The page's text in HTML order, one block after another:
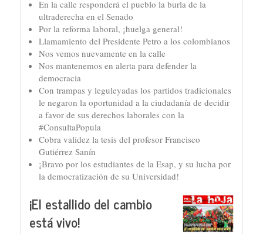
En la calle responderá el pueblo la burla de la
ultraderecha en el Senado
Por la reforma laboral, ¡huelga general!
Llamamiento del Presidente Petro a los colombianos
Nos vemos nuevamente en la calle
Nos mantenemos en alerta para defender la
democracia
Con trampas y leguleyadas los partidos tradicionales
le negaron la oportunidad a la ciudadanía de decidir
a favor de sus derechos laborales con la
#ConsultaPopula
Cobra validez la tesis del profesor Francisco
Gutiérrez Sanín
¡Bravo por los estudiantes de la Esap, y su lucha por
la democratización de su Universidad!
¡El estallido del cambio
está vivo!